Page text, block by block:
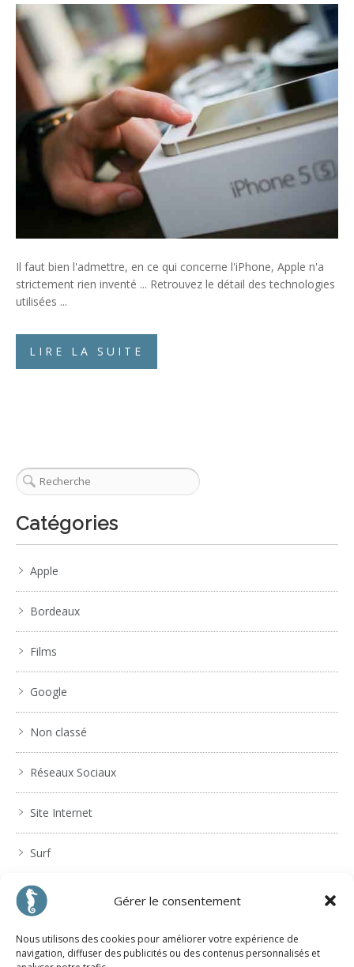
Gérer le consentement
Nous utilisons des cookies pour améliorer votre expérience de
navigation, diffuser des publicités ou des contenus personnalisés et
Il faut bien l'admettre, en ce qui concerne l'iPhone, Apple n'a
strictement rien inventé ... Retrouvez le détail des technologies
utilisées ...
LIRE LA SUITE
Catégories
Apple
Bordeaux
Films
Google
Non classé
Réseaux Sociaux
Site Internet
Surf
Articles récents
Boostez votre business sur les réseaux sociaux